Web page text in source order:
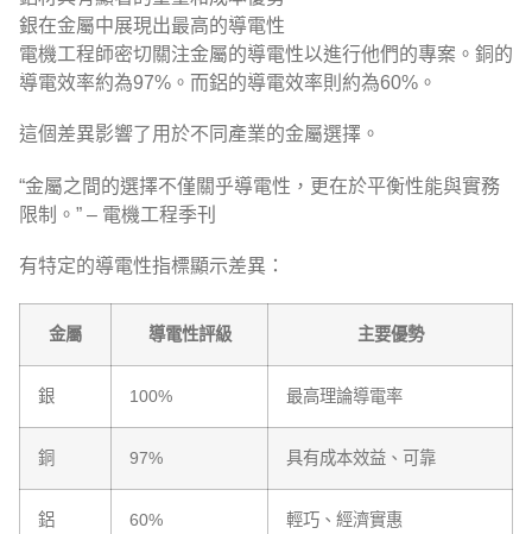
銀在金屬中展現出最高的導電性
電機工程師密切關注金屬的導電性以進行他們的專案。銅的
導電效率約為97%。而鋁的導電效率則約為60%。
這個差異影響了用於不同產業的金屬選擇。
“金屬之間的選擇不僅關乎導電性，更在於平衡性能與實務
限制。” – 電機工程季刊
有特定的導電性指標顯示差異：
金屬 導電性評級 主要優勢
銀 100% 最高理論導電率
銅 97% 具有成本效益、可靠
鋁 60% 輕巧、經濟實惠